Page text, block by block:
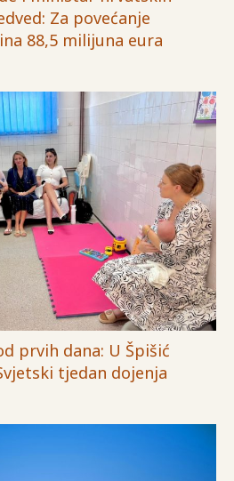
Za povećanje
88,5 milijuna eura
prvih dana: U Špišić
tjedan dojenja